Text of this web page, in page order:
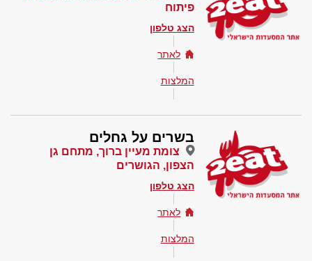
פיתוח
הצג טלפון
לאתר
המלצות
בשרים על גחלים
צומת מעיין ברוך, מתחם גן
הצפון, הגושרים
הצג טלפון
לאתר
המלצות